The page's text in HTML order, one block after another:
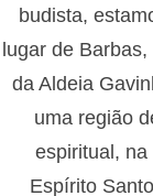
budista,
lugar de
da Aldeia
uma região
espiritual,
Espírito